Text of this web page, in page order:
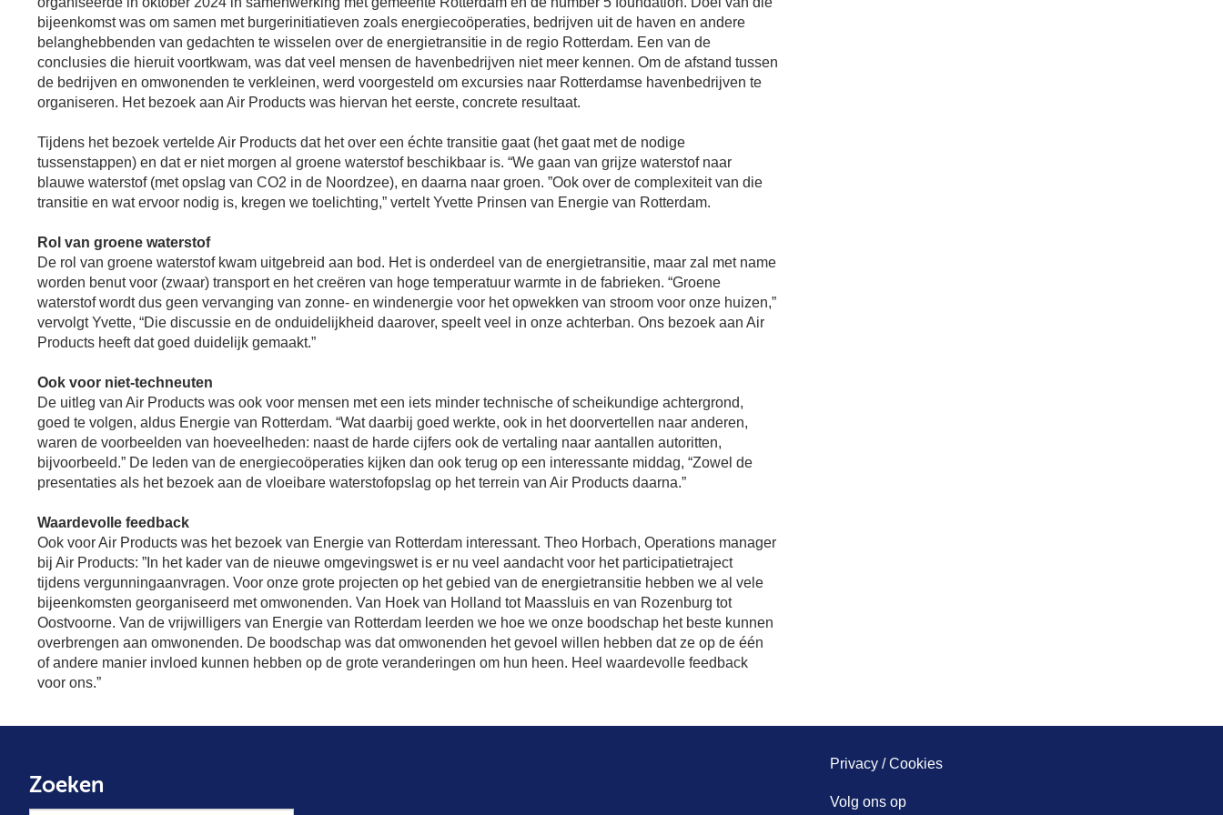
bijeenkomst was om samen met burgerinitiatieven zoals energiecoöperaties, bedrijven uit de haven en andere
belanghebbenden van gedachten te wisselen over de energietransitie in de regio Rotterdam. Een van de
conclusies die hieruit voortkwam, was dat veel mensen de havenbedrijven niet meer kennen. Om de afstand tussen
de bedrijven en omwonenden te verkleinen, werd voorgesteld om excursies naar Rotterdamse havenbedrijven te
organiseren. Het bezoek aan Air Products was hiervan het eerste, concrete resultaat.
Tijdens het bezoek vertelde Air Products dat het over een échte transitie gaat (het gaat met de nodige
tussenstappen) en dat er niet morgen al groene waterstof beschikbaar is. “We gaan van grijze waterstof naar
blauwe waterstof (met opslag van CO2 in de Noordzee), en daarna naar groen. ”Ook over de complexiteit van die
transitie en wat ervoor nodig is, kregen we toelichting,” vertelt Yvette Prinsen van Energie van Rotterdam.
Rol van groene waterstof
De rol van groene waterstof kwam uitgebreid aan bod. Het is onderdeel van de energietransitie, maar zal met name
worden benut voor (zwaar) transport en het creëren van hoge temperatuur warmte in de fabrieken. “Groene
waterstof wordt dus geen vervanging van zonne- en windenergie voor het opwekken van stroom voor onze huizen,”
vervolgt Yvette, “Die discussie en de onduidelijkheid daarover, speelt veel in onze achterban. Ons bezoek aan Air
Products heeft dat goed duidelijk gemaakt.”
Ook voor niet-techneuten
De uitleg van Air Products was ook voor mensen met een iets minder technische of scheikundige achtergrond,
goed te volgen, aldus Energie van Rotterdam. “Wat daarbij goed werkte, ook in het doorvertellen naar anderen,
waren de voorbeelden van hoeveelheden: naast de harde cijfers ook de vertaling naar aantallen autoritten,
bijvoorbeeld.” De leden van de energiecoöperaties kijken dan ook terug op een interessante middag, “Zowel de
presentaties als het bezoek aan de vloeibare waterstofopslag op het terrein van Air Products daarna.”
Waardevolle feedback
Ook voor Air Products was het bezoek van Energie van Rotterdam interessant. Theo Horbach, Operations manager
bij Air Products: ”In het kader van de nieuwe omgevingswet is er nu veel aandacht voor het participatietraject
tijdens vergunningaanvragen. Voor onze grote projecten op het gebied van de energietransitie hebben we al vele
bijeenkomsten georganiseerd met omwonenden. Van Hoek van Holland tot Maassluis en van Rozenburg tot
Oostvoorne. Van de vrijwilligers van Energie van Rotterdam leerden we hoe we onze boodschap het beste kunnen
overbrengen aan omwonenden. De boodschap was dat omwonenden het gevoel willen hebben dat ze op de één
of andere manier invloed kunnen hebben op de grote veranderingen om hun heen. Heel waardevolle feedback
voor ons.”
Zoeken
Privacy / Cookies
Volg ons op